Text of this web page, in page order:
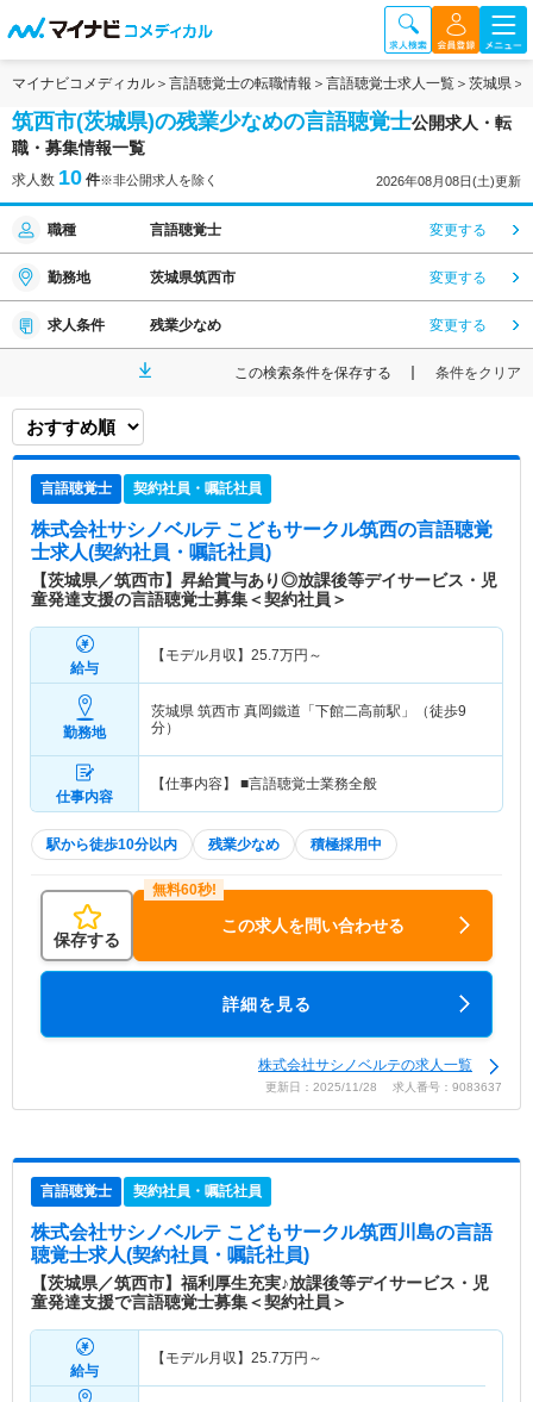
マイナビコメディカル 言語聴覚士の転職情報 言語聴覚士求人一覧 茨城県
筑西市(茨城県)の残業少なめの言語聴覚士公開求人・転
職・募集情報一覧
求人数 10 件※非公開求人を除く 2026年08月08日(土)更新
職種 言語聴覚士 変更する
勤務地 茨城県筑西市 変更する
求人条件 残業少なめ 変更する
この検索条件を保存する 条件をクリア
言語聴覚士 契約社員・嘱託社員
株式会社サシノベルテ こどもサークル筑西の言語聴覚
士求人(契約社員・嘱託社員)
【茨城県／筑西市】昇給賞与あり◎放課後等デイサービス・児
童発達支援の言語聴覚士募集＜契約社員＞
給与
【モデル月収】 25.7万円～
勤務地
茨城県 筑西市 真岡鐵道「下館二高前駅」（徒歩9
分）
仕事内容
【仕事内容】 ■言語聴覚士業務全般
駅から徒歩10分以内 残業少なめ 積極採用中
保存する
この求人を問い合わせる
詳細を見る
株式会社サシノベルテの求人一覧
更新日：2025/11/28 求人番号：9083637
言語聴覚士 契約社員・嘱託社員
株式会社サシノベルテ こどもサークル筑西川島の言語
聴覚士求人(契約社員・嘱託社員)
【茨城県／筑西市】福利厚生充実♪放課後等デイサービス・児
童発達支援で言語聴覚士募集＜契約社員＞
給与
【モデル月収】 25.7万円～